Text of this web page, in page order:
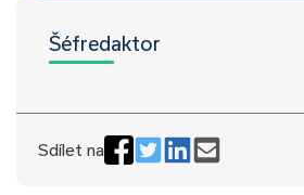
Šéfredaktor
Sdílet na